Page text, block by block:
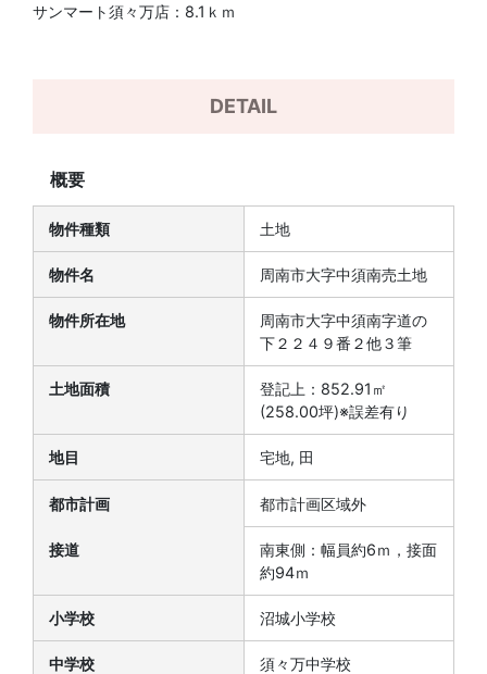
サンマート須々万店：8.1ｋｍ
DETAIL
概要
物件種類 土地
物件名 周南市大字中須南売土地
物件所在地
周南市大字中須南字道の
下２２４９番２他３筆
土地面積
登記上：852.91㎡
(258.00坪)※誤差有り
地目 宅地, 田
都市計画 都市計画区域外
接道
南東側：幅員約6ｍ，接面
約94ｍ
小学校 沼城小学校
中学校 須々万中学校